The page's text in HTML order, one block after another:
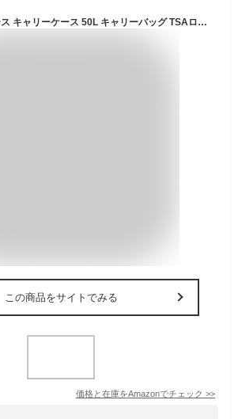
[Hefiona] スーツケース キャリーケース 50L キャリーバッグ TSAロック搭載 ファスナー式 超軽量 大型 耐衝撃 静音 ダブルキャスター 360度回転 旅行 ビジネス 出張 ホワイト Mサイズ（3-5泊）
この商品をサイトでみる
価格と在庫をAmazonでチェック >>